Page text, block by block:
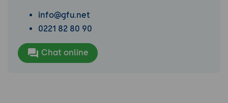
info@gfu.net
0221 82 80 90
Chat online